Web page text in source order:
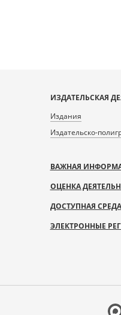
ИЗДАТЕЛЬСКАЯ
Издания
Издательско-
ВАЖНАЯ
ОЦЕНКА
ДОСТУПНАЯ СРЕДА
ЭЛЕКТРОННЫЕ